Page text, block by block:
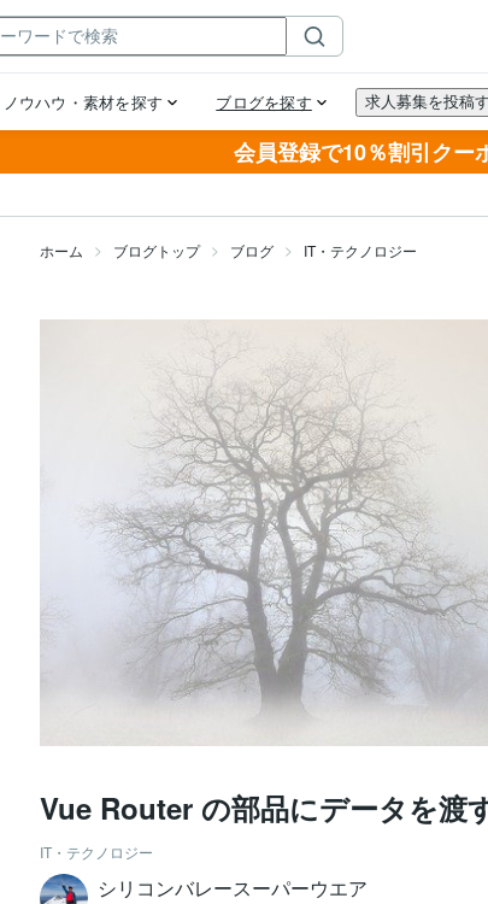
会員登録で10％割引クー
ホーム ブログトップ ブログ IT・テクノロジー
Vue Router の部品にデータを渡
IT・テクノロジー
シリコンバレースーパーウエア